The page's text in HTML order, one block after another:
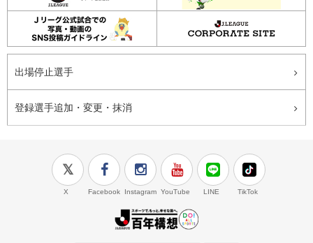
出場停止選手
登録選手追加・変更・抹消
X Facebook Instagram YouTube LINE TikTok